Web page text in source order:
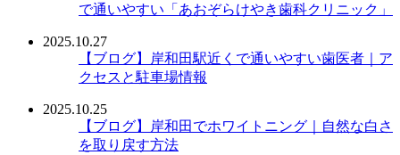
で通いやすい「あおぞらけやき歯科クリニック」
2025.10.27
【ブログ】
岸和田駅近くで通いやすい歯医者｜ア
クセスと駐車場情報
2025.10.25
【ブログ】
岸和田でホワイトニング｜自然な白さ
を取り戻す方法